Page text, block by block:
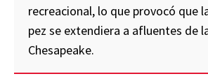
recreacional, lo que provocó que
pez se extendiera a afluentes de
Chesapeake.